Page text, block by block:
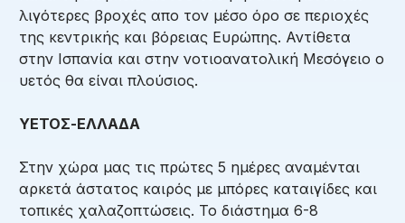
λιγότερες βροχές απο τον μέσο όρο σε περιοχές
της κεντρικής και βόρειας Ευρώπης. Αντίθετα
στην Ισπανία και στην νοτιοανατολική Μεσόγειο ο
υετός θα είναι πλούσιος.
ΥΕΤΟΣ-ΕΛΛΑΔΑ
Στην χώρα μας τις πρώτες 5 ημέρες αναμένται
αρκετά άστατος καιρός με μπόρες καταιγίδες και
τοπικές χαλαζοπτώσεις. Το διάστημα 6-8